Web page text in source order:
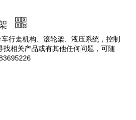
行走机构、滚轮架、液压系统，控制
找相关产品或有其他任何问题，可随